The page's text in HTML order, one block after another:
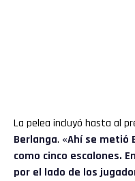
La pelea incluyó hasta al
Berlanga. «Ahí se metió
como cinco escalones.
por el lado de los